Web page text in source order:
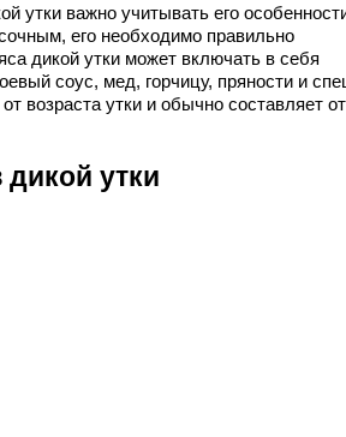
утки важно учитывать его
его необходимо правильно
дикой утки может включать в себя
соус, мед, горчицу, пряности и
возраста утки и обычно составляет от
утки